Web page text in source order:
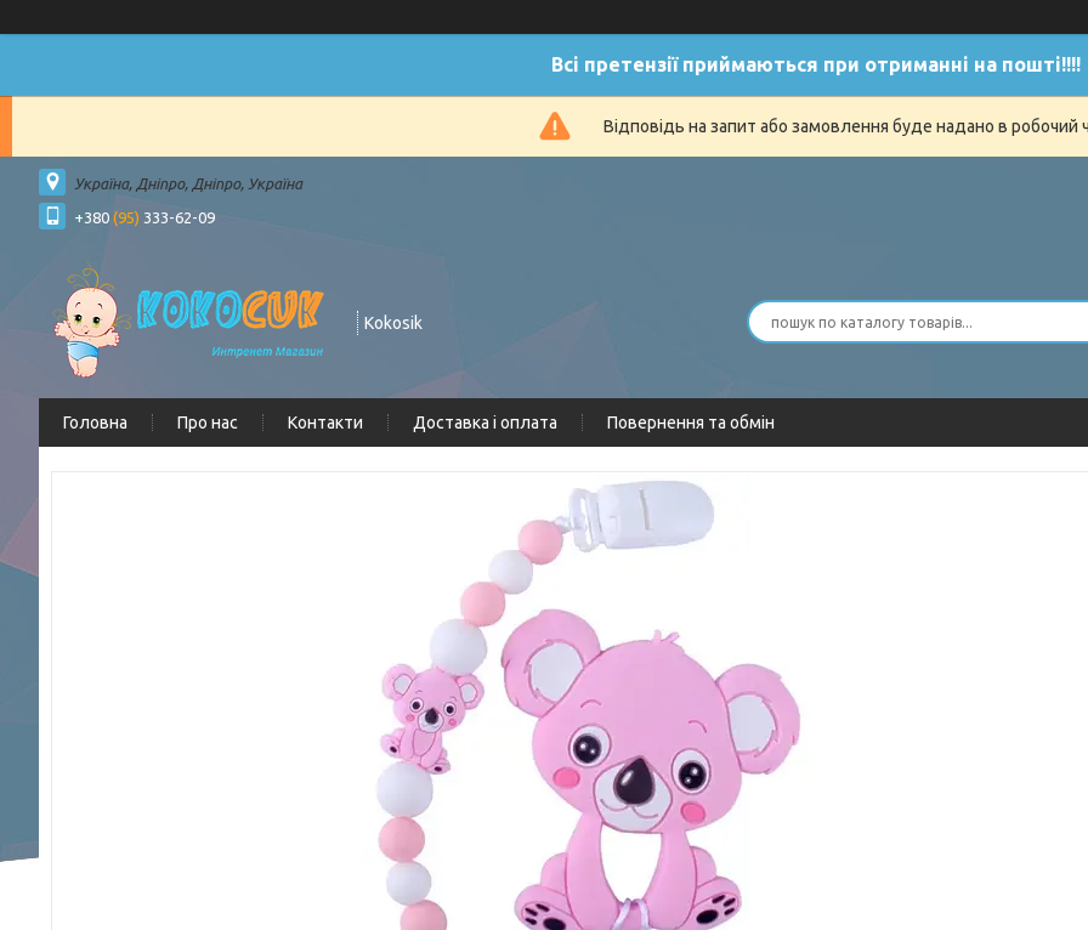
Всі претензії приймаються при отриманні на пошті!!!!
Відповідь на запит або замовлення буде надано в робочий
Україна, Дніпро, Дніпро, Україна
+380 (95) 333-62-09
Kokosik
Головна Про нас Контакти Доставка і оплата Повернення та обмін